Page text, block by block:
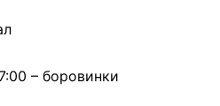
– боровинки